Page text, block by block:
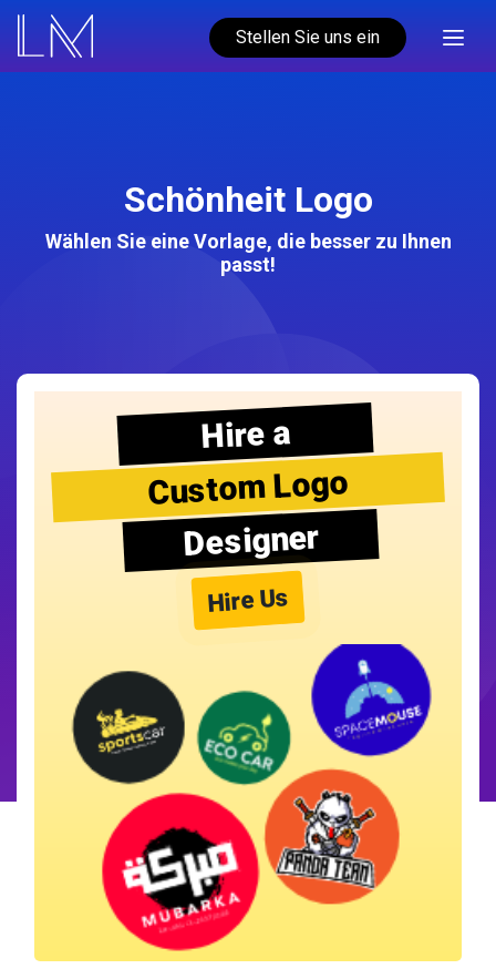
Stellen Sie uns ein
Schönheit Logo
Wählen Sie eine Vorlage, die besser zu Ihnen
passt!
Hire a
Custom Logo
Designer
Hire Us